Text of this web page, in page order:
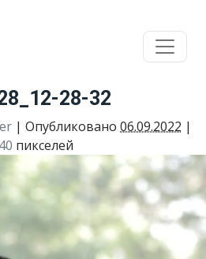
28-32
| Опубликовано 06.09.2022 |
пикселей